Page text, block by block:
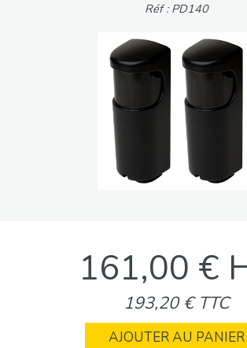
Réf : PD140
161,00 €
193,20 € TTC
AJOUTER AU PANIER